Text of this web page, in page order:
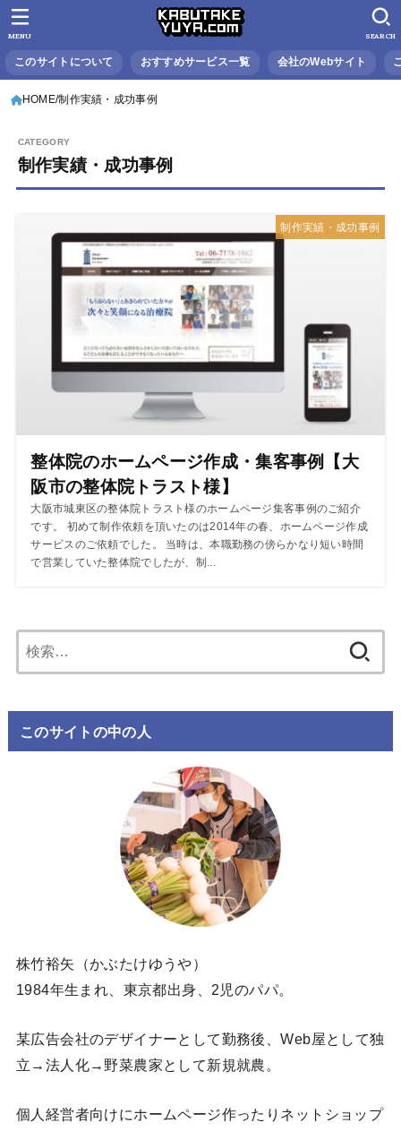
このサイトについて おすすめサービス一覧 会社のWebサイト
SEARCH
MENU
HOME 制作実績・成功事例
制作実績・成功事例
制作実績・成功事例
整体院のホームページ作成・集客事例【大
阪市の整体院トラスト様】
大阪市城東区の整体院トラスト様のホームページ集客事例のご紹介
です。 初めて制作依頼を頂いたのは2014年の春、ホームページ作成
サービスのご依頼でした。 当時は、本職勤務の傍らかなり短い時間
で営業していた整体院でしたが、制...
索:
このサイトの中の人
株竹裕矢（かぶたけゆうや）
1984年生まれ、東京都出身、2児のパパ。
某広告会社のデザイナーとして勤務後、Web屋として独
立→法人化→野菜農家として新規就農。
個人経営者向けにホームページ作ったりネットショップ